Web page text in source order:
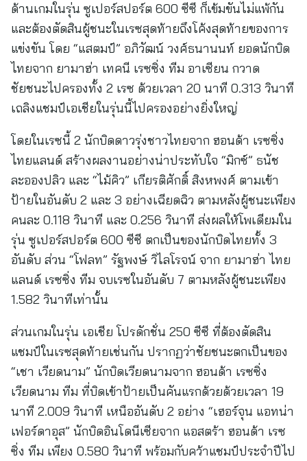
ด้านเกมในรุ่น ซูเปอร์สปอร์ต 600 ซีซี ก็เข้มขันไม่แพ้กัน
และต้องตัดสินผู้ชนะในเรซสุดท้ายถึงโค้งสุดท้ายของการ
แข่งขัน โดย “แสตมป์” อภิวัฒน์ วงศ์ธนานนท์ ยอดนักบิด
ไทยจาก ยามาฮ่า เทคนี เรซซิ่ง ทีม อาเซียน กวาด
ชัยชนะไปครองทั้ง 2 เรซ ด้วยเวลา 20 นาที 0.313 วินาที
เถลิงแชมป์เอเชียในรุ่นนี้ไปครองอย่างยิ่งใหญ่
โดยในเรซนี้ 2 นักบิดดาวรุ่งชาวไทยจาก ฮอนด้า เรซซิ่ง
ไทยแลนด์ สร้างผลงานอย่างน่าประทับใจ “มิกซ์” ธนัช
ละอองปลิว และ “ไม้คิว” เกียรติศักดิ์ สิงหพงศ์ ตามเข้า
ป้ายในอันดับ 2 และ 3 อย่างเฉียดฉิว ตามหลังผู้ชนะเพียง
คนละ 0.118 วินาที และ 0.256 วินาที ส่งผลให้โพเดียมใน
รุ่น ซูเปอร์สปอร์ต 600 ซีซี ตกเป็นของนักบิดไทยทั้ง 3
อันดับ ส่วน “โฟลท” รัฐพงษ์ วิไลโรจน์ จาก ยามาฮ่า ไทย
แลนด์ เรซซิ่ง ทีม จบเรซในอันดับ 7 ตามหลังผู้ชนะเพียง
1.582 วินาทีเท่านั้น
ส่วนเกมในรุ่น เอเชีย โปรดักชั่น 250 ซีซี ที่ต้องตัดสิน
แชมป์ในเรซสุดท้ายเช่นกัน ปรากฏว่าชัยชนะตกเป็นของ
“เชา เวียดนาม” นักบิดเวียดนามจาก ฮอนด้า เรซซิ่ง
เวียดนาม ทีม ที่บิดเข้าป้ายเป็นคันแรกด้วยด้วยเวลา 19
นาที 2.009 วินาที เหนืออันดับ 2 อย่าง “เฮอร์จุน แอทน่า
เฟอร์ดาอุส” นักบิดอินโดนีเซียจาก แอสตร้า ฮอนด้า เรซ
ซิ่ง ทีม เพียง 0.580 วินาที พร้อมกับคว้าแชมป์ประจำปีไป